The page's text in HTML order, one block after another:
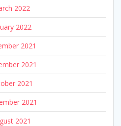
2022
2022
2021
2021
2021
2021
2021